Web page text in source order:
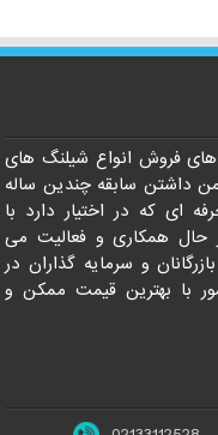
فروش انواع شیلنگ های
داشتن سابقه چندین ساله
ای که در اختیار دارد با
حال همکاری و فعالیت می
و سرمایه گذاران در
با بهترین قیمت ممکن و